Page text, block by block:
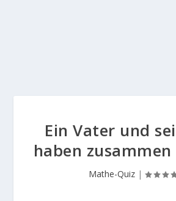
Ein Vater und
haben zusammen
Mathe-Quiz |